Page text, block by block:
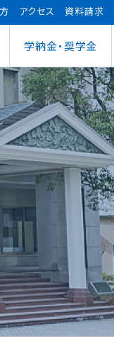
アクセス 資料請求
健康科学部
健康科学科
あわら宇宙センター
学納金・奨学金